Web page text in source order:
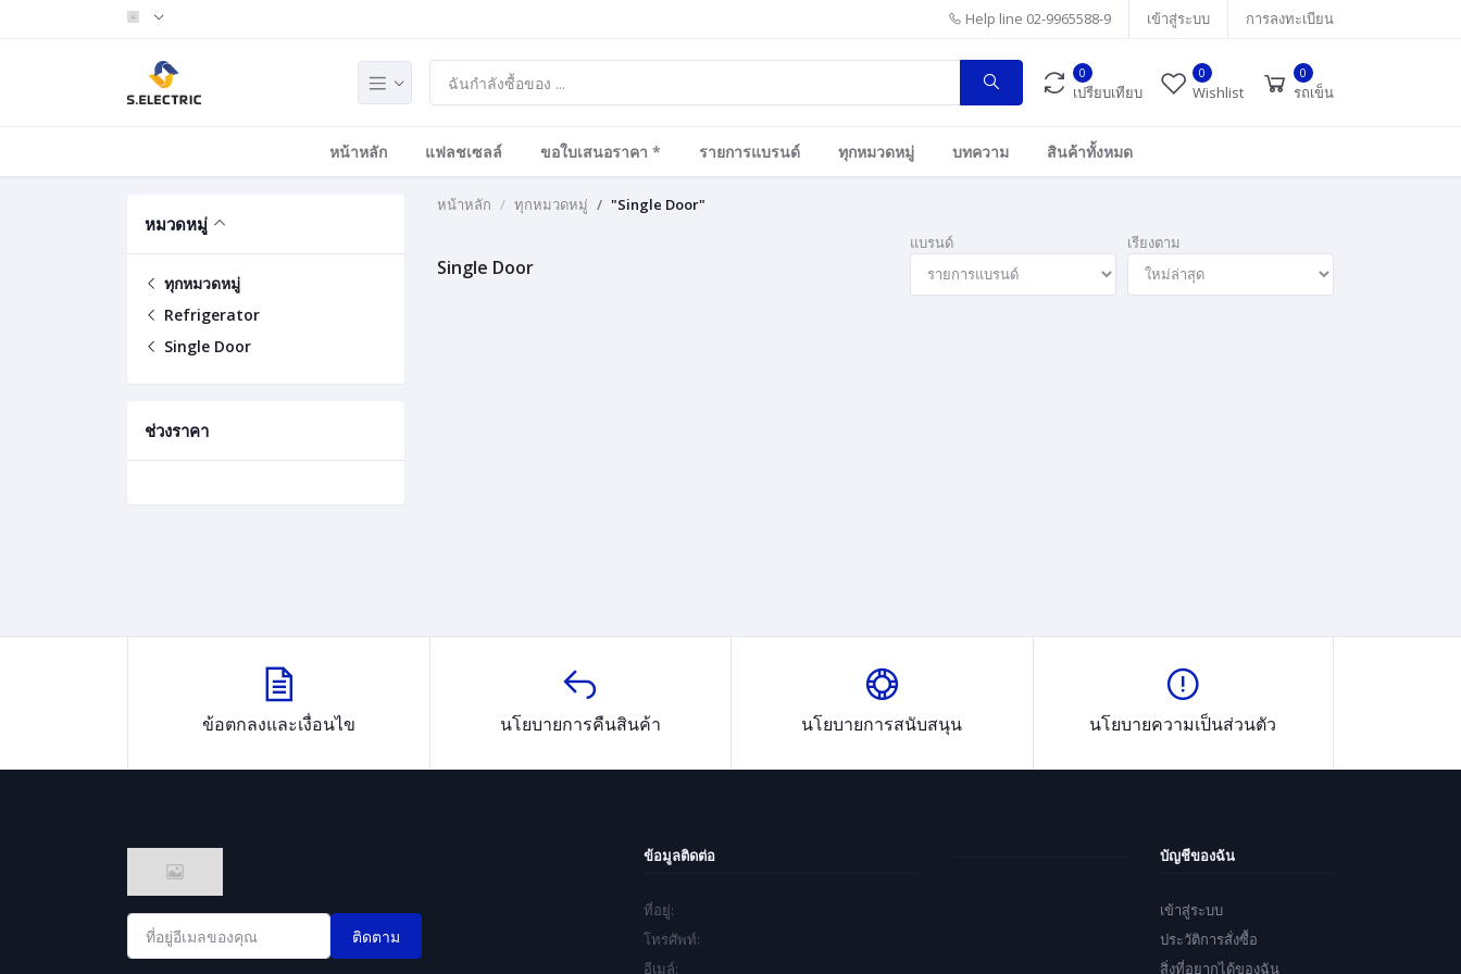
Help line 02-9965588-9 เข้าสู่ระบบ การลงทะเบียน
0
เปรียบเทียบ
0
Wishlist
0
รถเข็น
หน้าหลัก แฟลชเซลล์ ขอใบเสนอราคา * รายการแบรนด์ ทุกหมวดหมู่ บทความ สินค้าทั้งหมด
หมวดหมู่
ทุกหมวดหมู่
Refrigerator
Single Door
ช่วงราคา
หน้าหลัก ทุกหมวดหมู่ "Single Door"
Single Door
แบรนด์ เรียงตาม
ข้อตกลงและเงื่อนไข นโยบายการคืนสินค้า นโยบายการสนับสนุน นโยบายความเป็นส่วนตัว
ติดตาม
ข้อมูลติดต่อ
ที่อยู่:
โทรศัพท์:
อีเมล์:
บัญชีของฉัน
เข้าสู่ระบบ
ประวัติการสั่งซื้อ
สิ่งที่อยากได้ของฉัน